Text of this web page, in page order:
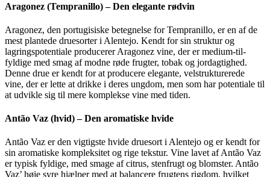
Aragonez (Tempranillo) – Den elegante rødvin
Aragonez, den portugisiske betegnelse for Tempranillo, er en af de
mest plantede druesorter i Alentejo. Kendt for sin struktur og
lagringspotentiale producerer Aragonez vine, der er medium-til-
fyldige med smag af modne røde frugter, tobak og jordagtighed.
Denne drue er kendt for at producere elegante, velstrukturerede
vine, der er lette at drikke i deres ungdom, men som har potentiale til
at udvikle sig til mere komplekse vine med tiden.
Antão Vaz (hvid) – Den aromatiske hvide
Antão Vaz er den vigtigste hvide druesort i Alentejo og er kendt for
sin aromatiske kompleksitet og rige tekstur. Vine lavet af Antão Vaz
er typisk fyldige, med smage af citrus, stenfrugt og blomster. Antão
Vaz’ høje syre hjælper med at balancere frugtens rigdom, hvilket